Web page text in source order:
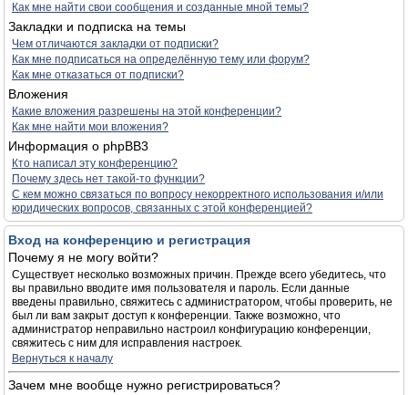
Как мне найти свои сообщения и созданные мной темы?
Закладки и подписка на темы
Чем отличаются закладки от подписки?
Как мне подписаться на определённую тему или форум?
Как мне отказаться от подписки?
Вложения
Какие вложения разрешены на этой конференции?
Как мне найти мои вложения?
Информация о phpBB3
Кто написал эту конференцию?
Почему здесь нет такой-то функции?
С кем можно связаться по вопросу некорректного использования и/или
юридических вопросов, связанных с этой конференцией?
Вход на конференцию и регистрация
Почему я не могу войти?
Существует несколько возможных причин. Прежде всего убедитесь, что
вы правильно вводите имя пользователя и пароль. Если данные
введены правильно, свяжитесь с администратором, чтобы проверить, не
был ли вам закрыт доступ к конференции. Также возможно, что
администратор неправильно настроил конфигурацию конференции,
свяжитесь с ним для исправления настроек.
Вернуться к началу
Зачем мне вообще нужно регистрироваться?